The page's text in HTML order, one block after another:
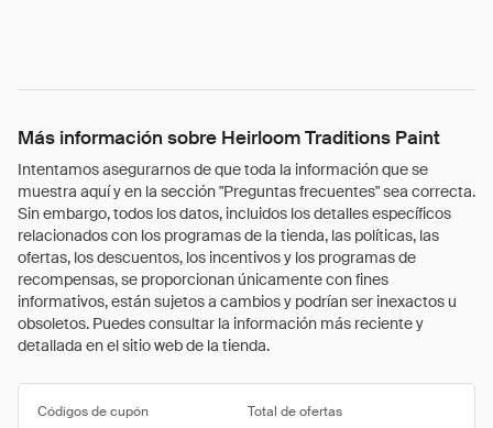
Más información sobre Heirloom Traditions Paint
Intentamos asegurarnos de que toda la información que se
muestra aquí y en la sección "Preguntas frecuentes" sea correcta.
Sin embargo, todos los datos, incluidos los detalles específicos
relacionados con los programas de la tienda, las políticas, las
ofertas, los descuentos, los incentivos y los programas de
recompensas, se proporcionan únicamente con fines
informativos, están sujetos a cambios y podrían ser inexactos u
obsoletos. Puedes consultar la información más reciente y
detallada en el sitio web de la tienda.
Códigos de cupón Total de ofertas